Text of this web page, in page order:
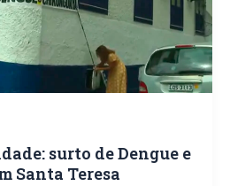
surto de Dengue e
Santa Teresa